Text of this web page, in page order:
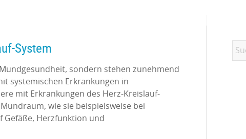
System
sondern stehen zunehmend
systemischen Erkrankungen in
mit Erkrankungen des Herz-Kreislauf-
wie sie beispielsweise bei
Gefäße, Herzfunktion und